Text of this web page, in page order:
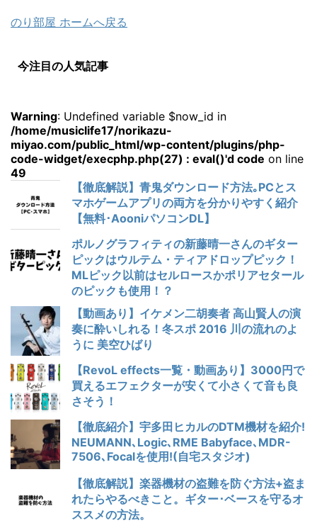
のり部屋 ホームへ戻る
今注目の人気記事
Warning: Undefined variable $now_id in
/home/musiclife17/norikazu-
miyao.com/public_html/wp-content/plugins/php-
code-widget/execphp.php(27) : eval()'d code on line
49
【徹底解説】青鬼ダウンロード方法｡PCとス
マホゲームアプリの両方を分かりやすく紹介
【無料･AooniパソコンDL】
ポルノグラフィティの新藤晴一さんのギター
ピックはウルテム・ティアドロップピック！
MLピック以前はセルロースかポリアセタール
のピックも使用！？
【動画あり】イケメン二胡奏者 高山賢人の演
奏に酔いしれる！冬スポ 2016 川の流れのよ
うに 美空ひばり
【RevoL effects一覧・動画あり】3000円で
買えるエフェクターが安くて小さくて音も良
さそう！
【徹底紹介】宇多田ヒカルのDTM機材を紹介!
NEUMANN､Logic､RME Babyface､MDR-
7506､Focalを使用!(自宅スタジオ)
【徹底解説】楽器機材の盗難を防ぐ方法+盗ま
れたらやるべきこと。ギター･ベースを守るオ
ススメの方法。